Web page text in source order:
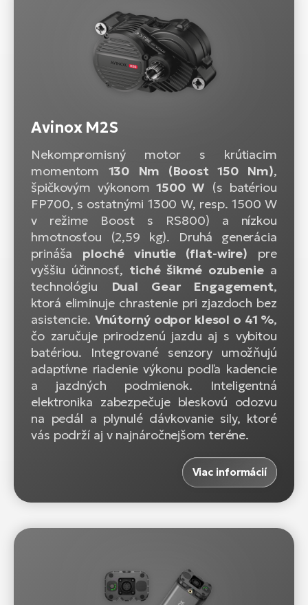
Avinox M2S
Nekompromisný motor s krútiacim
momentom 130 Nm (Boost 150 Nm),
špičkovým výkonom1500 W (s batériou
FP700, s ostatnými 1300 W, resp. 1500 W
v režime Boost s RS800) a nízkou
hmotnosťou (2,59 kg). Druhá generácia
prináša ploché vinutie (flat-wire) pre
vyššiu účinnosť, tiché šikmé ozubeniea
technológiu
Dual Gear Engagement,
ktorá eliminuje chrastenie pri zjazdoch bez
asistencie. Vnútorný odpor klesol o 41 %,
čo zaručuje prirodzenú jazdu aj s vybitou
batériou. Integrované senzory umožňujú
adaptívne riadenie výkonu podľa kadencie
a jazdných podmienok. Inteligentná
elektronika zabezpečuje bleskovú odozvu
na pedál a plynulé dávkovanie sily, ktoré
vás podrží aj v najnáročnejšom teréne.
Viac informácií